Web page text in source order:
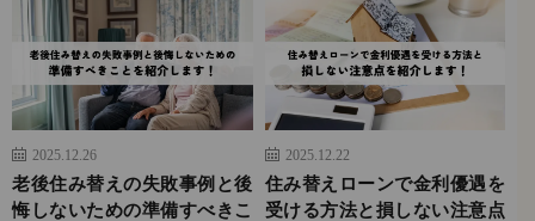
2025.12.26
老後住み替えの失敗事例と後
悔しないための準備すべきこ
2025.12.22
住み替えローンで金利優遇を
受ける方法と損しない注意点